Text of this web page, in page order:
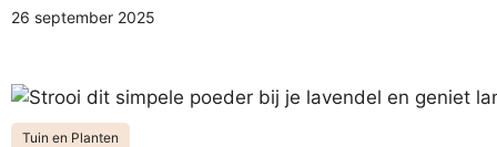
26 september 2025
Tuin en Planten